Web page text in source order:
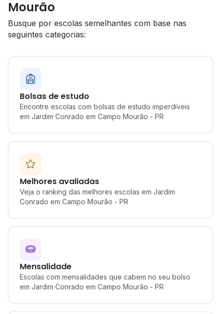
Mourão
Busque por escolas semelhantes com base nas
seguintes categorias:
Bolsas de estudo
Encontre escolas com bolsas de estudo imperdíveis
em Jardim Conrado em Campo Mourão - PR
Melhores avaliadas
Veja o ranking das melhores escolas em Jardim
Conrado em Campo Mourão - PR
Mensalidade
Escolas com mensalidades que cabem no seu bolso
em Jardim Conrado em Campo Mourão - PR